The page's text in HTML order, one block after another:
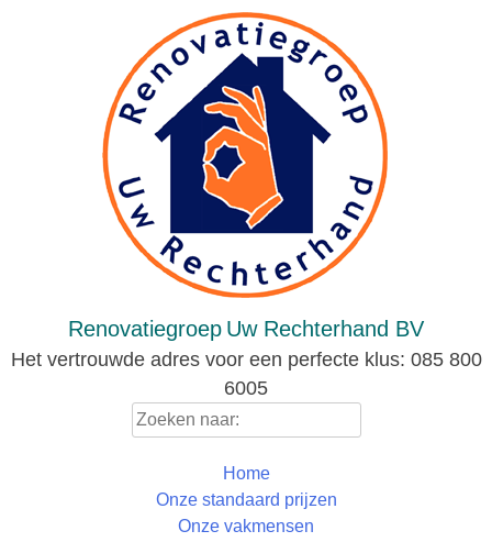
Renovatiegroep Uw Rechterhand BV
Het vertrouwde adres voor een perfecte klus: 085 800
6005
Home
Onze standaard prijzen
Onze vakmensen